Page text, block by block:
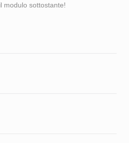
modulo sottostante!